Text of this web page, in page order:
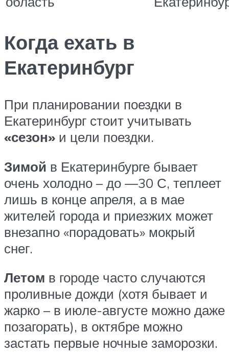
Когда ехать в
Екатеринбург
При планировании поездки в
Екатеринбург стоит учитывать
«сезон» и цели поездки.
Зимой в Екатеринбурге бывает
очень холодно – до ―30 С, теплеет
лишь в конце апреля, а в мае
жителей города и приезжих может
внезапно «порадовать» мокрый
снег.
Летом в городе часто случаются
проливные дожди (хотя бывает и
жарко – в июле-августе можно даже
позагорать), в октябре можно
застать первые ночные заморозки.